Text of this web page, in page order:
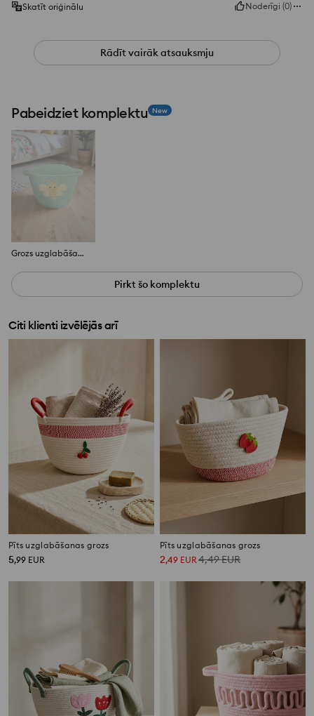
Skatīt oriģinālu
Noderīgi (0)
Rādīt vairāk atsauksmju
Pabeidziet komplektu New
Grozs uzglabāšanai
Pirkt šo komplektu
Citi klienti izvēlējās arī
Pīts uzglabāšanas grozs
5,99 EUR
Pīts uzglabāšanas grozs
2,49 EUR4,49EUR